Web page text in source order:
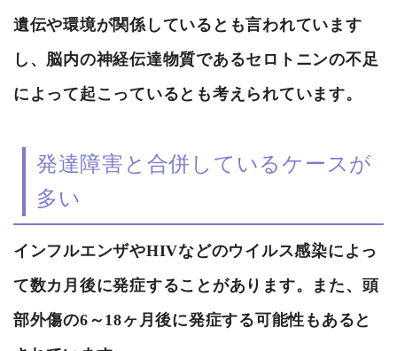
遺伝や環境が関係しているとも言われています
し、脳内の神経伝達物質であるセロトニンの不足
によって起こっているとも考えられています。
発達障害と合併しているケースが
多い
インフルエンザやHIVなどのウイルス感染によっ
て数カ月後に発症することがあります。また、頭
部外傷の6～18ヶ月後に発症する可能性もあると